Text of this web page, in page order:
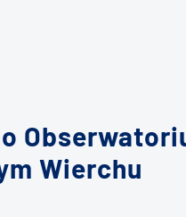
Wierchu